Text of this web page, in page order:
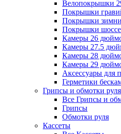
Велопокрышки
Покрышки
Покрышки
Покрышки
Камеры 26
Камеры 27.5
Камеры 28
Камеры 29
Аксессуары для
Герметики
Грипсы и обмотки руля
Все Грипсы и
Грипсы
Обмотки руля
Кассеты